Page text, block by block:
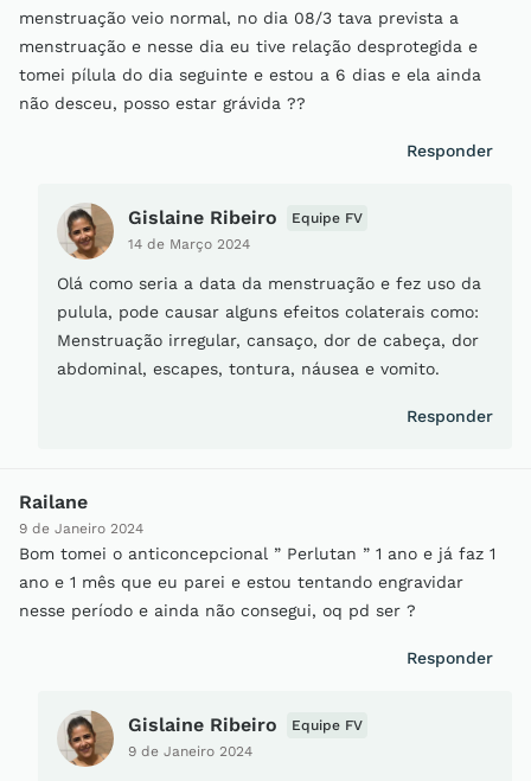
menstruação veio normal, no dia 08/3 tava prevista a
menstruação e nesse dia eu tive relação desprotegida e
tomei pílula do dia seguinte e estou a 6 dias e ela ainda
não desceu, posso estar grávida ??
Responder
Gislaine Ribeiro
14 de Março 2024
Equipe FV
Olá como seria a data da menstruação e fez uso da
pulula, pode causar alguns efeitos colaterais como:
Menstruação irregular, cansaço, dor de cabeça, dor
abdominal, escapes, tontura, náusea e vomito.
Responder
Railane
9 de Janeiro 2024
Bom tomei o anticoncepcional ” Perlutan ” 1 ano e já faz 1
ano e 1 mês que eu parei e estou tentando engravidar
nesse período e ainda não consegui, oq pd ser ?
Responder
Gislaine Ribeiro
9 de Janeiro 2024
Equipe FV